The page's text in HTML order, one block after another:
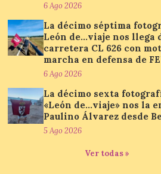
6 Ago 2026
La décimo séptima
León de…viaje nos llega
carretera CL 626 con
marcha en defensa de
6 Ago 2026
La décimo sexta
«León de…viaje» nos la
Paulino Álvarez desde
5 Ago 2026
Ver todas »